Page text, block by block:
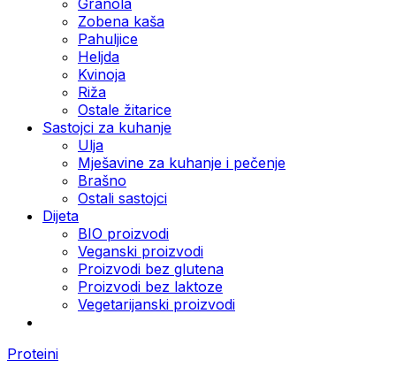
Zobena kaša
Pahuljice
Heljda
Kvinoja
Riža
Ostale žitarice
Sastojci za kuhanje
Ulja
Mješavine za kuhanje i pečenje
Brašno
Ostali sastojci
Dijeta
BIO proizvodi
Veganski proizvodi
Proizvodi bez glutena
Proizvodi bez laktoze
Vegetarijanski proizvodi
Proteini